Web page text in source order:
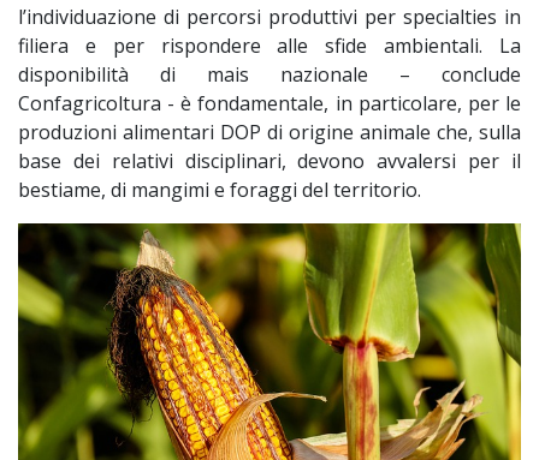
l’individuazione di percorsi produttivi per specialties in
filiera e per rispondere alle sfide ambientali. La
disponibilità di mais nazionale – conclude
Confagricoltura - è fondamentale, in particolare, per le
produzioni alimentari DOP di origine animale che, sulla
base dei relativi disciplinari, devono avvalersi per il
bestiame, di mangimi e foraggi del territorio.